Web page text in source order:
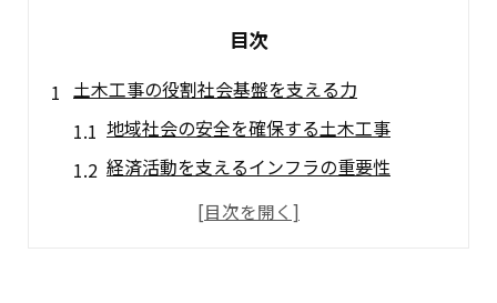
目次
土木工事の役割社会基盤を支える力
地域社会の安全を確保する土木工事
経済活動を支えるインフラの重要性
災害時に強い社会を築くための土木工事